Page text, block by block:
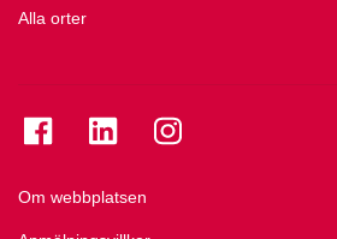
Alla orter
Om webbplatsen
Se folkuniversitetet på Facebook
Se folkuniversitetet på